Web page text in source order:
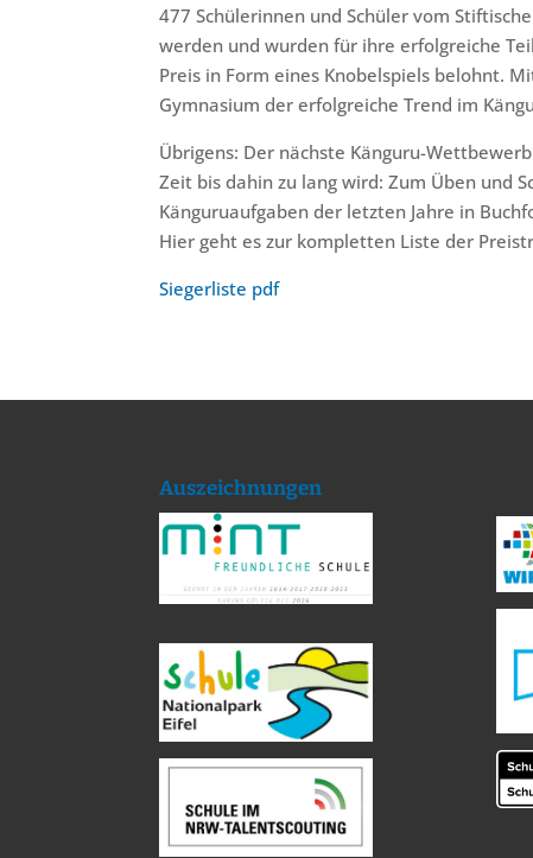
477 Schülerinnen und Schüler vom
werden und wurden für ihre erfolgreiche
Preis in Form eines Knobelspiels belohnt.
Gymnasium der erfolgreiche Trend im
Übrigens: Der nächste Känguru-
Zeit bis dahin zu lang wird: Zum Üben und
Känguruaufgaben der letzten Jahre in
Hier geht es zur kompletten Liste der
Siegerliste pdf
Auszeichnungen